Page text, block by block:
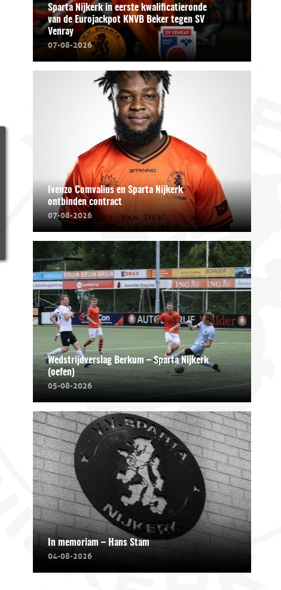
Sparta Nijkerk in eerste kwalificatieronde
van de Eurojackpot KNVB Beker tegen SV
Venray
07-08-2026
Ivenzo Comvalius en Sparta Nijkerk
ontbinden contract
07-08-2026
Wedstrijdverslag Berkum – Sparta Nijkerk
(oefen)
05-08-2026
In memoriam – Hans Stam
04-08-2026